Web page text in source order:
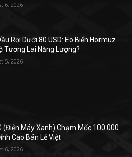
6, 2026
Rơi Dưới 80 USD: Eo Biển Hormuz
Tương Lai Năng Lượng?
5, 2026
(Điện Máy Xanh) Chạm Mốc 100.000
Cao Bán Lẻ Việt
6, 2026